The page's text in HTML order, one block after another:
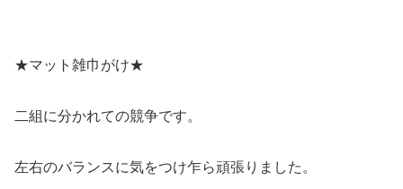
★マット雑巾がけ★
二組に分かれての競争です。
左右のバランスに気をつけ乍ら頑張りました。